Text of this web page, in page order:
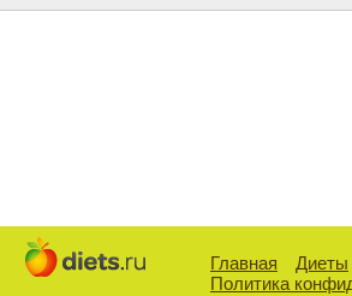
Главная Диеты
Политика